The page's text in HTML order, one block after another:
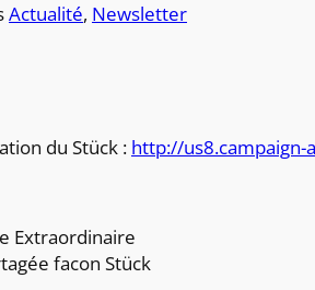
Actualité, Newsletter
du Stück : http://us8.campaign-
Extraordinaire
facon Stück